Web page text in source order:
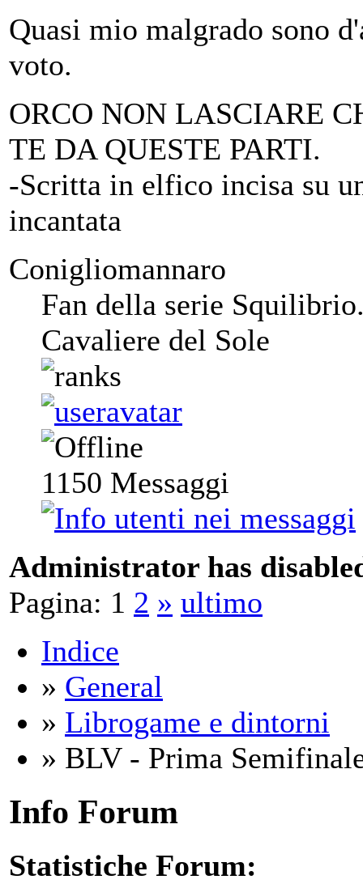
Quasi mio malgrado sono
voto.
ORCO NON LASCIARE
TE DA QUESTE PARTI.
-Scritta in elfico incisa su
incantata
Conigliomannaro
Fan della serie
Cavaliere del Sole
1150 Messaggi
Administrator has
Pagina: 1 2 » ultimo
Indice
» General
» Librogame e dintorni
» BLV - Prima
Info Forum
Statistiche Forum: